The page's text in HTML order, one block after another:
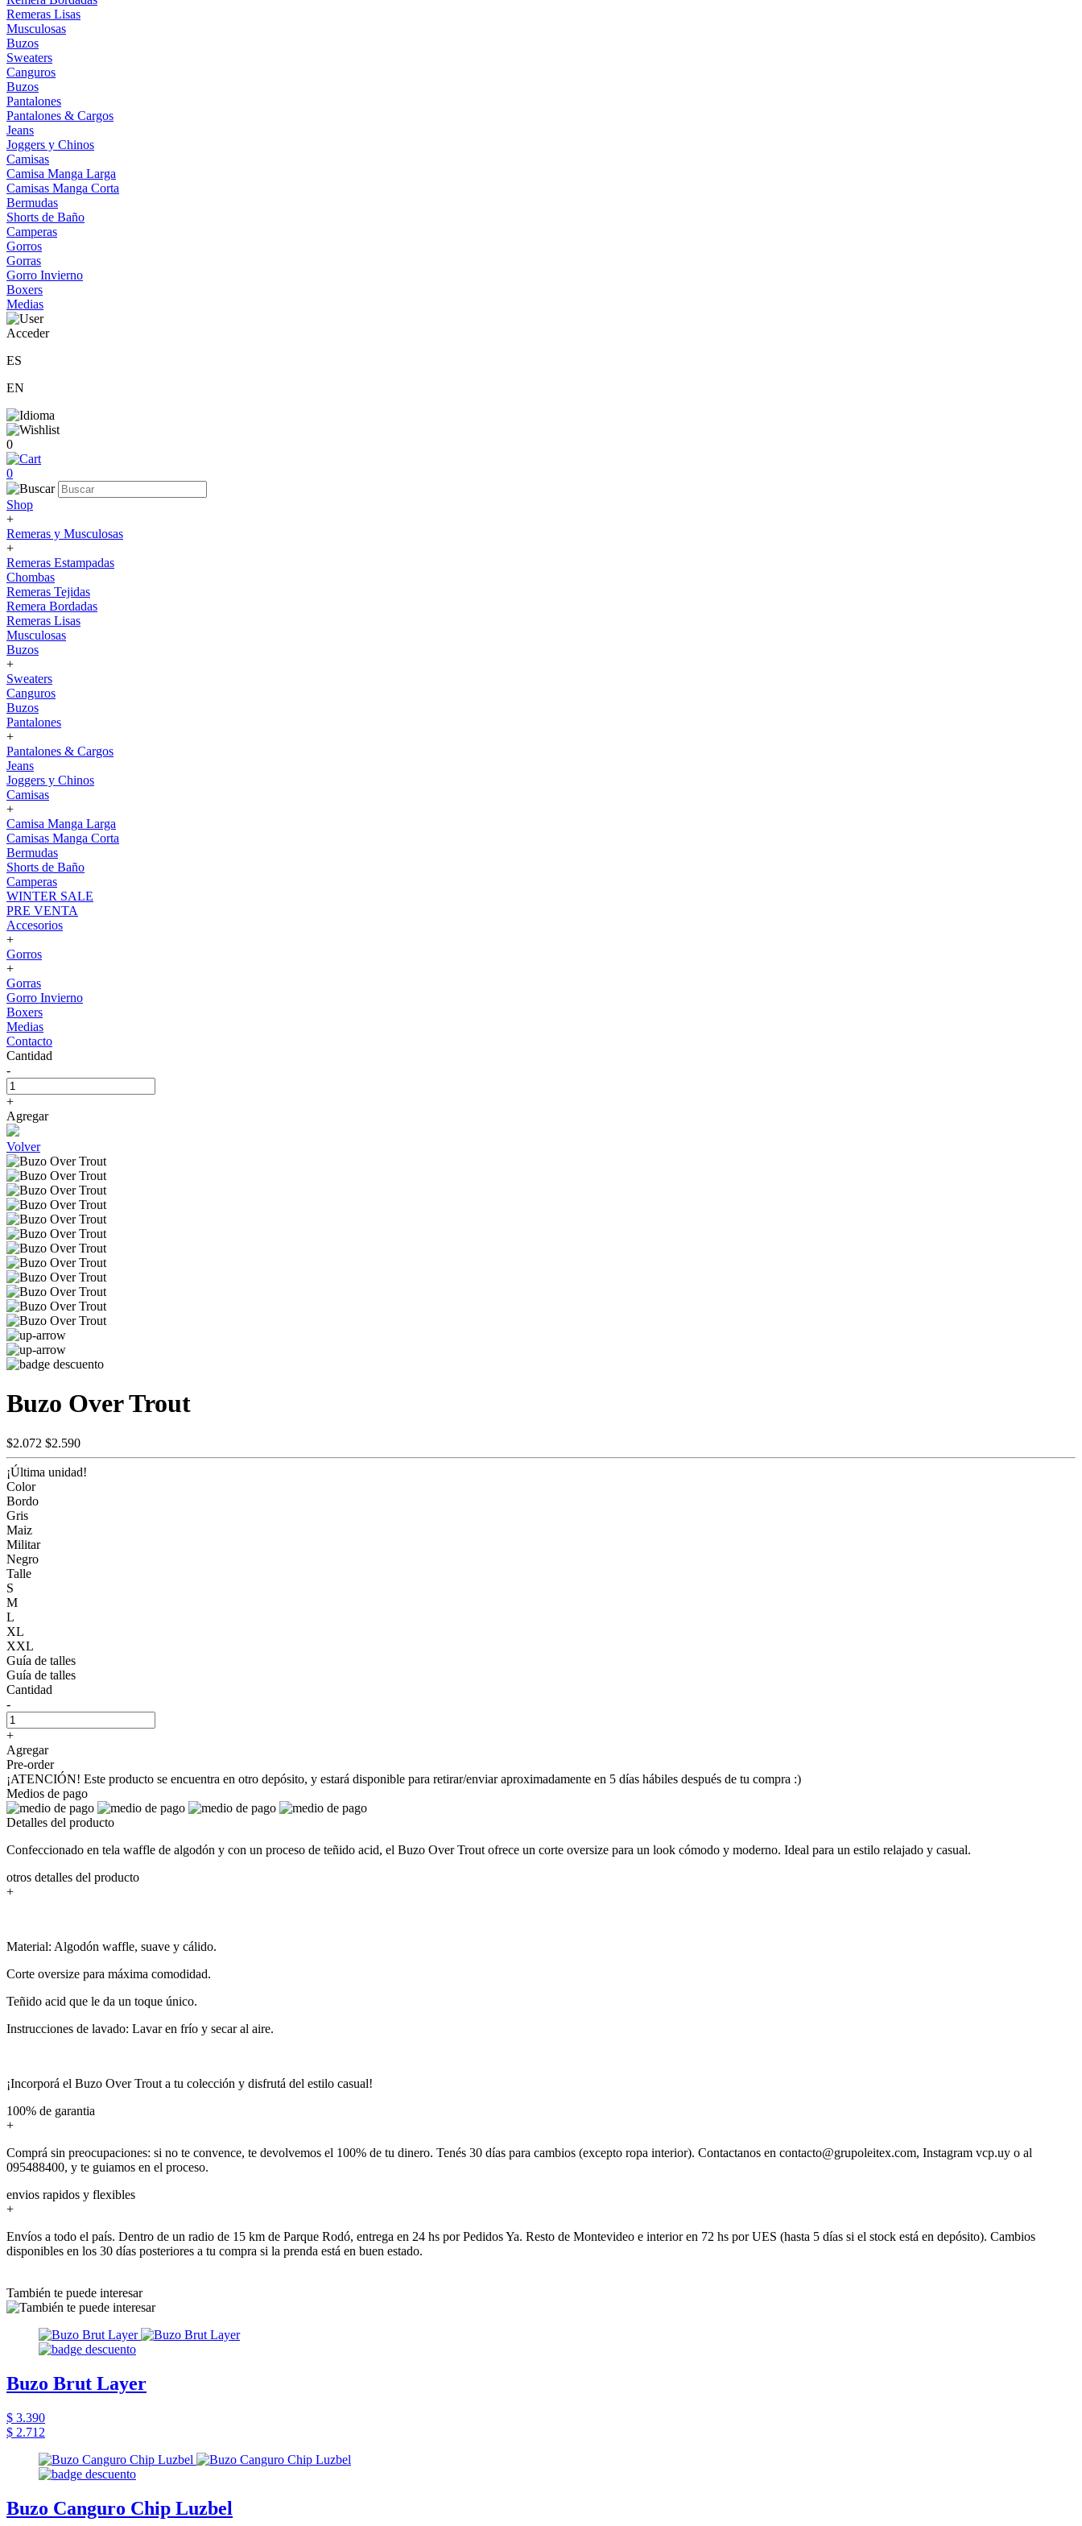
Remeras Lisas
Musculosas
Buzos
Sweaters
Canguros
Buzos
Pantalones
Pantalones & Cargos
Jeans
Joggers y Chinos
Camisas
Camisa Manga Larga
Camisas Manga Corta
Bermudas
Shorts de Baño
Camperas
Gorros
Gorras
Gorro Invierno
Boxers
Medias
Acceder
ES
EN
0
0
Shop
+
Remeras y Musculosas
+
Remeras Estampadas
Chombas
Remeras Tejidas
Remera Bordadas
Remeras Lisas
Musculosas
Buzos
+
Sweaters
Canguros
Buzos
Pantalones
+
Pantalones & Cargos
Jeans
Joggers y Chinos
Camisas
+
Camisa Manga Larga
Camisas Manga Corta
Bermudas
Shorts de Baño
Camperas
WINTER SALE
PRE VENTA
Accesorios
+
Gorros
+
Gorras
Gorro Invierno
Boxers
Medias
Contacto
Cantidad
-
+
Agregar
Volver
Buzo Over Trout
$2.072 $2.590
¡Última unidad!
Color
Bordo
Gris
Maiz
Militar
Negro
Talle
S
M
L
XL
XXL
Guía de talles
Guía de talles
Cantidad
-
+
Agregar
Pre-order
¡ATENCIÓN! Este producto se encuentra en otro depósito, y estará disponible para retirar/enviar aproximadamente en 5 días hábiles después de tu compra :)
Medios de pago
Detalles del producto
Confeccionado en tela waffle de algodón y con un proceso de teñido acid, el Buzo Over Trout ofrece un corte oversize para un look cómodo y moderno. Ideal para un estilo relajado y casual.
otros detalles del producto
+
Material: Algodón waffle, suave y cálido.
Corte oversize para máxima comodidad.
Teñido acid que le da un toque único.
Instrucciones de lavado: Lavar en frío y secar al aire.
¡Incorporá el Buzo Over Trout a tu colección y disfrutá del estilo casual!
100% de garantia
+
Comprá sin preocupaciones: si no te convence, te devolvemos el 100% de tu dinero. Tenés 30 días para cambios (excepto ropa interior). Contactanos en contacto@grupoleitex.com, Instagram vcp.uy o al
095488400, y te guiamos en el proceso.
envios rapidos y flexibles
+
Envíos a todo el país. Dentro de un radio de 15 km de Parque Rodó, entrega en 24 hs por Pedidos Ya. Resto de Montevideo e interior en 72 hs por UES (hasta 5 días si el stock está en depósito). Cambios
disponibles en los 30 días posteriores a tu compra si la prenda está en buen estado.
También te puede interesar
Buzo Brut Layer
$ 3.390
$ 2.712
Buzo Canguro Chip Luzbel